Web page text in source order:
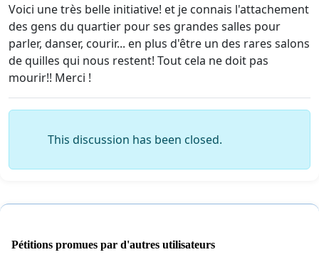
Voici une très belle initiative! et je connais l'attachement
des gens du quartier pour ses grandes salles pour
parler, danser, courir... en plus d'être un des rares salons
de quilles qui nous restent! Tout cela ne doit pas
mourir!! Merci !
This discussion has been closed.
Pétitions promues par d'autres utilisateurs